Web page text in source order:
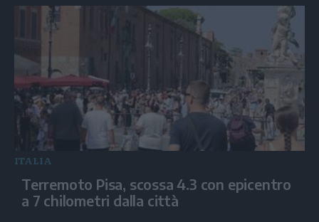
ITALIA
Terremoto Pisa, scossa 4.3 con epicentro
a 7 chilometri dalla città